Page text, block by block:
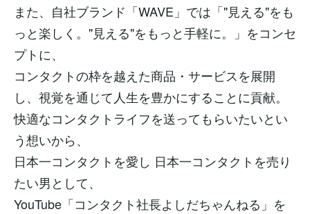
また、自社ブランド「WAVE」では「"見える"をも
っと楽しく。"見える"をもっと手軽に。」をコンセ
プトに、
コンタクトの枠を越えた商品・サービスを展開
し、視覚を通じて人生を豊かにすることに貢献。
快適なコンタクトライフを送ってもらいたいとい
う想いから、
日本一コンタクトを愛し 日本一コンタクトを売り
たい男として、
YouTube「コンタクト社長よしだちゃんねる」を